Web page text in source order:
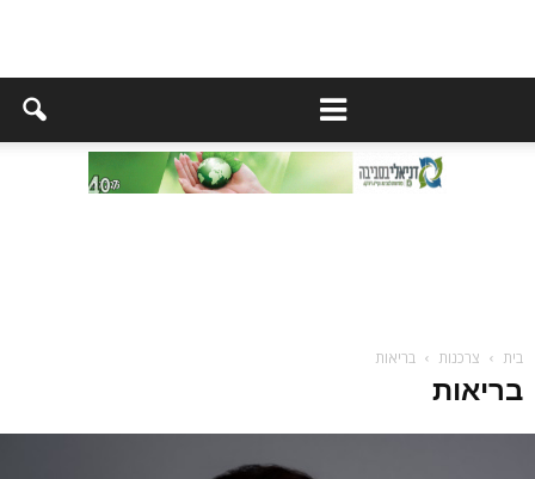
בית צרכנות בריאות
בריאות